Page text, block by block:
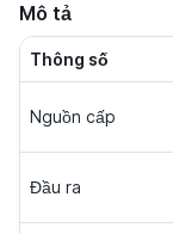
Mô tả
Thông số
Nguồn cấp
Đầu ra